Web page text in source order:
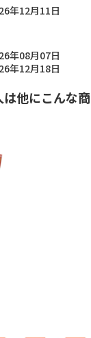
年12月11日
年08月07日
年12月18日
他にこんな